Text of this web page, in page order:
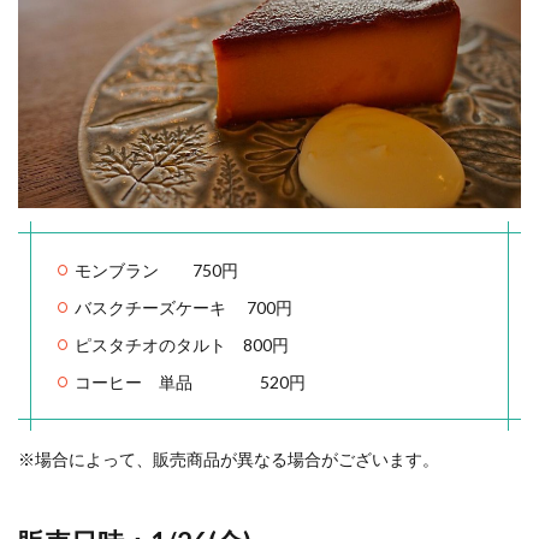
モンブラン 750円
バスクチーズケーキ 700円
ピスタチオのタルト 800円
コーヒー 単品 520円
※場合によって、販売商品が異なる場合がございます。